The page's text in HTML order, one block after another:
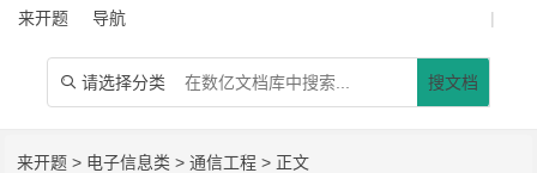
来开题 导航 |
 请选择分类 搜文档
来开题 > 电子信息类 >通信工程 > 正文